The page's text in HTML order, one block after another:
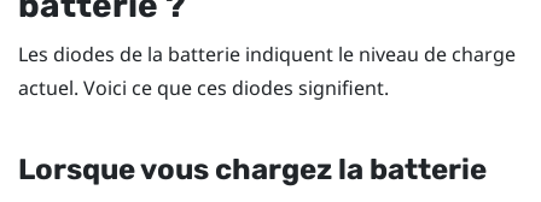
Les diodes de la batterie indiquent le niveau de charge
actuel. Voici ce que ces diodes signifient.
Lorsque vous chargez la batterie